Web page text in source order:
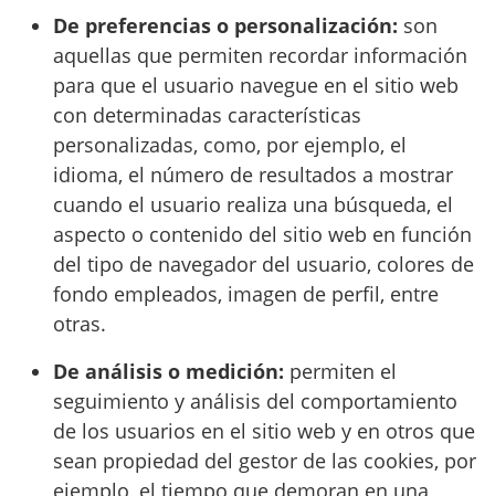
De preferencias o personalización: son
aquellas que permiten recordar información
para que el usuario navegue en el sitio web
con determinadas características
personalizadas, como, por ejemplo, el
idioma, el número de resultados a mostrar
cuando el usuario realiza una búsqueda, el
aspecto o contenido del sitio web en función
del tipo de navegador del usuario, colores de
fondo empleados, imagen de perfil, entre
otras.
De análisis o medición: permiten el
seguimiento y análisis del comportamiento
de los usuarios en el sitio web y en otros que
sean propiedad del gestor de las cookies, por
ejemplo, el tiempo que demoran en una